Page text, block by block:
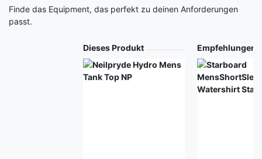
Finde das Equipment, das perfekt zu deinen Anforderungen
passt.
Dieses Produkt Empfehlungen